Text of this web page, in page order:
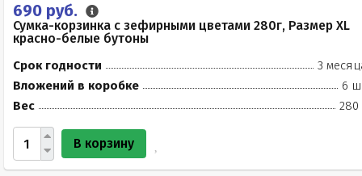
690 руб.
Сумка-корзинка с зефирными цветами 280г, Размер XL
красно-белые бутоны
Срок годности
3
Вложений в коробке
6
Вес
280
В корзину